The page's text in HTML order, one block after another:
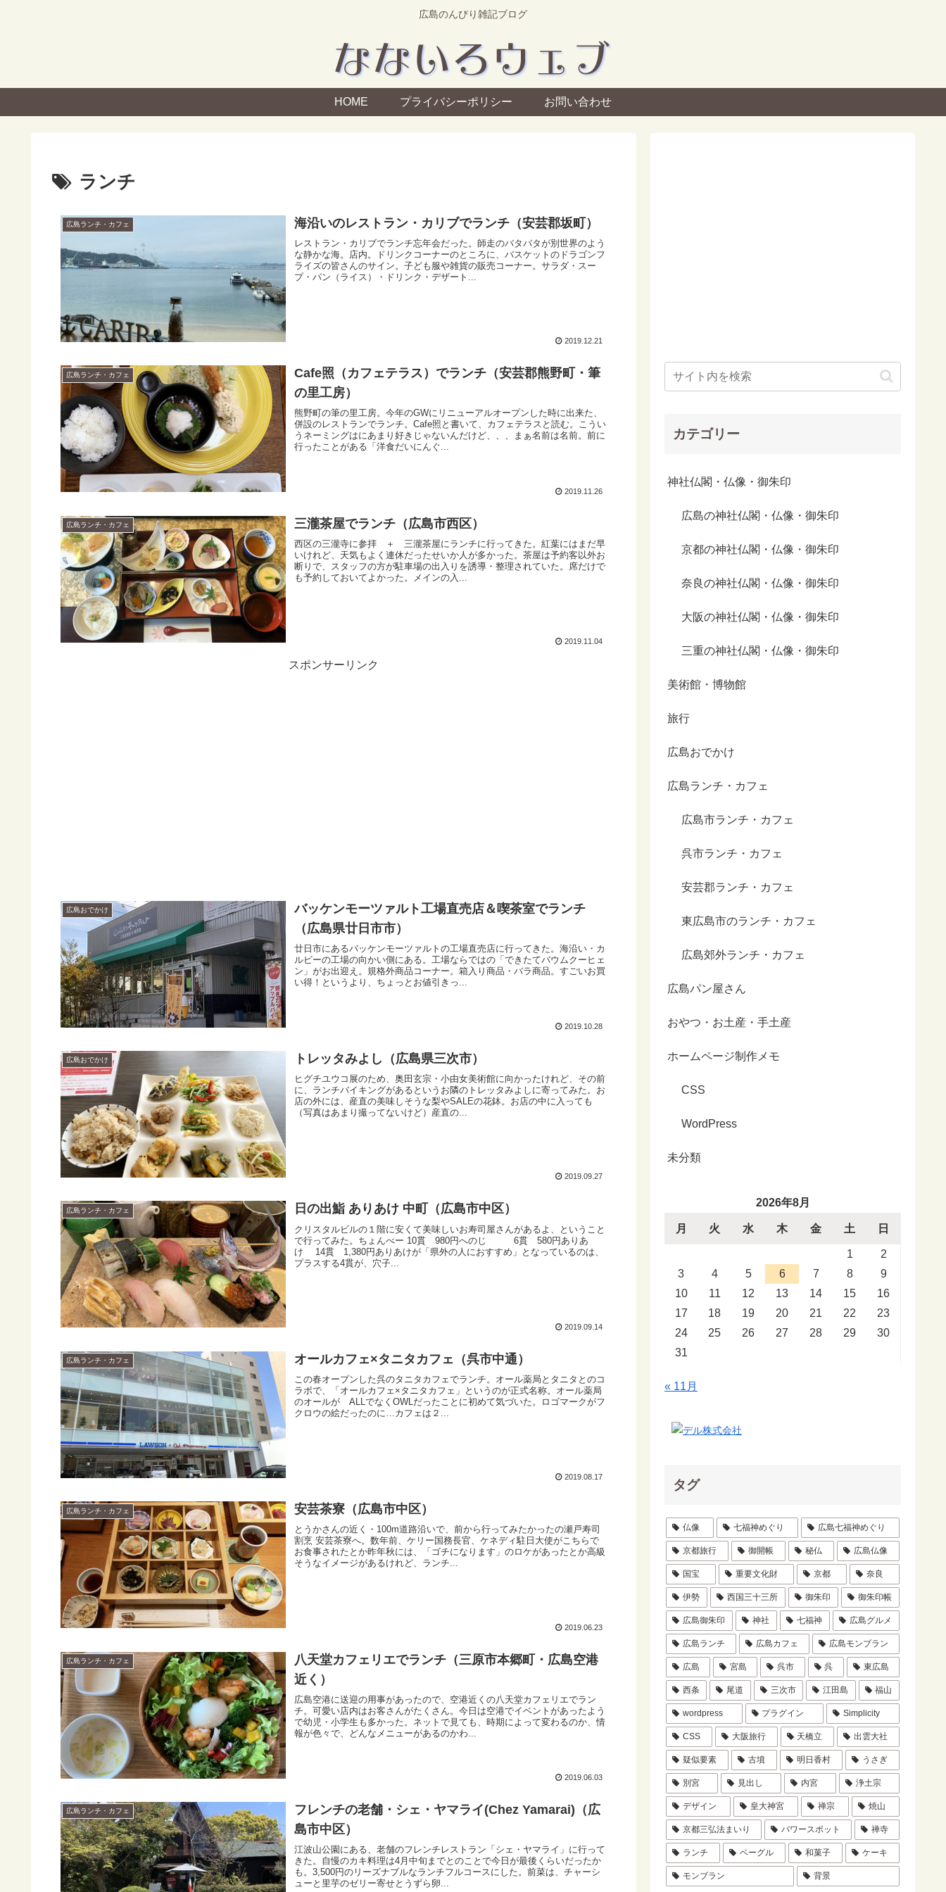
広島のんびり雑記ブログ
HOME プライバシーポリシー お問い合わせ
ランチ
広島ランチ・カフェ 海沿いのレストラン・カリブでランチ（安芸郡坂町）
レストラン・カリブでランチ忘年会だった。師走のバタバタが別世界のよう
な静かな海。店内。ドリンクコーナーのところに、バスケットのドラゴンフ
ライズの皆さんのサイン。子ども服や雑貨の販売コーナー。サラダ・スー
プ・パン（ライス）・ドリンク・デザート...
2019.12.21
広島ランチ・カフェ
Cafe照（カフェテラス）でランチ（安芸郡熊野町・筆
の里工房）
熊野町の筆の里工房。今年のGWにリニューアルオープンした時に出来た、
併設のレストランでランチ。Cafe照と書いて、カフェテラスと読む。こうい
うネーミングはにあまり好きじゃないんだけど、、、まぁ名前は名前。前に
行ったことがある「洋食だいにんぐ...
2019.11.26
広島ランチ・カフェ 三瀧茶屋でランチ（広島市西区）
西区の三瀧寺に参拝 ＋ 三瀧茶屋にランチに行ってきた。紅葉にはまだ早
いけれど、天気もよく連休だったせいか人が多かった。茶屋は予約客以外お
断りで、スタッフの方が駐車場の出入りを誘導・整理されていた。席だけで
も予約しておいてよかった。メインの入...
2019.11.04
スポンサーリンク
広島おでかけ
バッケンモーツァルト工場直売店＆喫茶室でランチ
（広島県廿日市市）
廿日市にあるバッケンモーツァルトの工場直売店に行ってきた。海沿い・カ
ルビーの工場の向かい側にある。工場ならではの「できたてバウムクーヒェ
ン」がお出迎え。規格外商品コーナー。箱入り商品・バラ商品。すごいお買
い得！というより、ちょっとお値引きっ...
2019.10.28
広島おでかけ トレッタみよし（広島県三次市）
ヒグチユウコ展のため、奥田玄宗・小由女美術館に向かったけれど、その前
に、ランチバイキングがあるというお隣のトレッタみよしに寄ってみた。お
店の外には、産直の美味しそうな梨やSALEの花鉢。お店の中に入っても
（写真はあまり撮ってないけど）産直の...
2019.09.27
広島ランチ・カフェ 日の出鮨 ありあけ 中町（広島市中区）
クリスタルビルの１階に安くて美味しいお寿司屋さんがあるよ、ということ
で行ってみた。ちょんべー 10貫 980円へのじ 6貫 580円ありあ
け 14貫 1,380円ありあけが「県外の人におすすめ」となっているのは、
プラスする4貫が、穴子...
2019.09.14
広島ランチ・カフェ オールカフェ×タニタカフェ（呉市中通）
この春オープンした呉のタニタカフェでランチ。オール薬局とタニタとのコ
ラボで、「オールカフェ×タニタカフェ」というのが正式名称。オール薬局
のオールが ALLでなくOWLだったことに初めて気づいた。ロゴマークがフ
クロウの絵だったのに…カフェは２...
2019.08.17
広島ランチ・カフェ 安芸茶寮（広島市中区）
とうかさんの近く・100m道路沿いで、前から行ってみたかったの瀬戸寿司
割烹 安芸茶寮へ。数年前、ケリー国務長官、ケネディ駐日大使がこちらで
お食事されたとか昨年秋には、「ゴチになります」のロケがあったとか高級
そうなイメージがあるけれど、ランチ...
2019.06.23
広島ランチ・カフェ
八天堂カフェリエでランチ（三原市本郷町・広島空港
近く）
広島空港に送迎の用事があったので、空港近くの八天堂カフェリエでラン
チ。可愛い店内はお客さんがたくさん。今日は空港でイベントがあったよう
で幼児・小学生も多かった。ネットで見ても、時期によって変わるのか、情
報が色々で、どんなメニューがあるのかわ...
2019.06.03
広島ランチ・カフェ
フレンチの老舗・シェ・ヤマライ(Chez Yamarai)（広
島市中区）
江波山公園にある、老舗のフレンチレストラン「シェ・ヤマライ」に行って
きた。自慢のカキ料理は4月中旬までとのことで今日が最後くらいだったか
も。3,500円のリーズナブルなランチフルコースにした。前菜は、チャーシ
ューと里芋のゼリー寄せとうずら卵...
カテゴリー
神社仏閣・仏像・御朱印
広島の神社仏閣・仏像・御朱印
京都の神社仏閣・仏像・御朱印
奈良の神社仏閣・仏像・御朱印
大阪の神社仏閣・仏像・御朱印
三重の神社仏閣・仏像・御朱印
美術館・博物館
旅行
広島おでかけ
広島ランチ・カフェ
広島市ランチ・カフェ
呉市ランチ・カフェ
安芸郡ランチ・カフェ
東広島市のランチ・カフェ
広島郊外ランチ・カフェ
広島パン屋さん
おやつ・お土産・手土産
ホームページ制作メモ
CSS
WordPress
未分類
2026年8月
月 火 水 木 金 土 日
1
2
3
4 5 6 7 8
9
10
11 12 13 14 15
16
17
18 19 20 21 22
23
24
25 26 27 28 29
30
31
« 11月
タグ
仏像 七福神めぐり 広島七福神めぐり
京都旅行 御開帳 秘仏 広島仏像
国宝 重要文化財 京都 奈良
伊勢 西国三十三所 御朱印 御朱印帳
広島御朱印 神社 七福神 広島グルメ
広島ランチ 広島カフェ 広島モンブラン
広島 宮島 呉市 呉 東広島
西条 尾道 三次市 江田島 福山
wordpress プラグイン Simplicity
CSS 大阪旅行 天橋立 出雲大社
疑似要素 古墳 明日香村 うさぎ
別宮 見出し 内宮 浄土宗
デザイン 皇大神宮 禅宗 焼山
京都三弘法まいり パワースポット 禅寺
ランチ ベーグル 和菓子 ケーキ
モンブラン 背景